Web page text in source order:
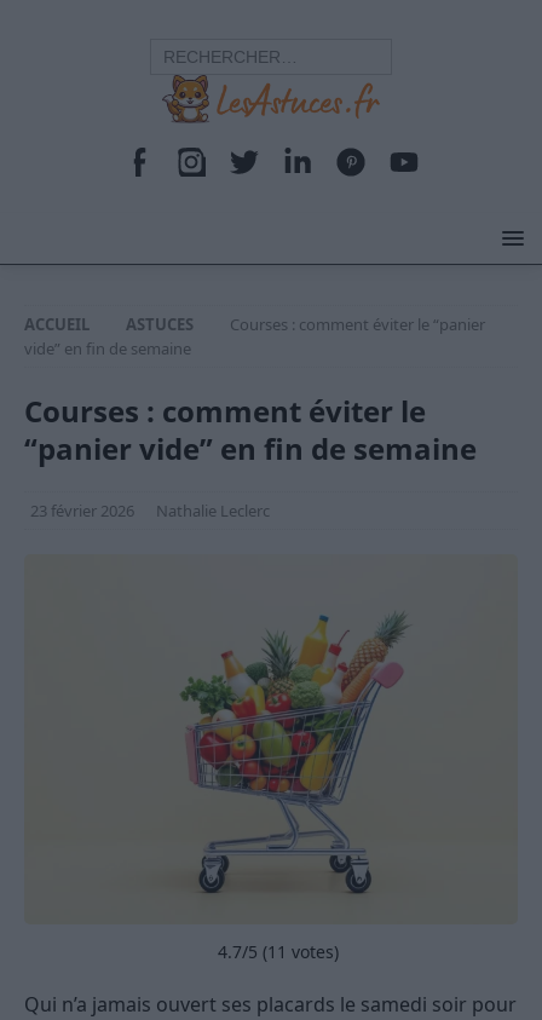
ACCUEIL ASTUCES
Courses : comment éviter le “panier
vide” en fin de semaine
Courses : comment éviter le
“panier vide” en fin de semaine
23 février 2026 Nathalie Leclerc
4.7/5 (11 votes)
Qui n’a jamais ouvert ses placards le samedi soir pour